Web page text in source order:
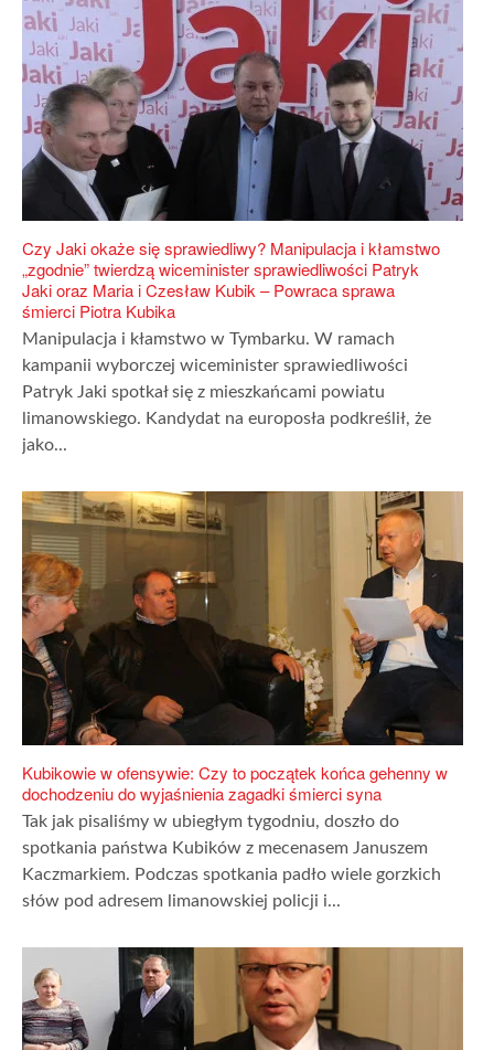
Czy Jaki okaże się sprawiedliwy? Manipulacja i kłamstwo
„zgodnie” twierdzą wiceminister sprawiedliwości Patryk
Jaki oraz Maria i Czesław Kubik – Powraca sprawa
śmierci Piotra Kubika
Manipulacja i kłamstwo w Tymbarku. W ramach
kampanii wyborczej wiceminister sprawiedliwości
Patryk Jaki spotkał się z mieszkańcami powiatu
limanowskiego. Kandydat na europosła podkreślił, że
jako...
Kubikowie w ofensywie: Czy to początek końca gehenny w
dochodzeniu do wyjaśnienia zagadki śmierci syna
Tak jak pisaliśmy w ubiegłym tygodniu, doszło do
spotkania państwa Kubików z mecenasem Januszem
Kaczmarkiem. Podczas spotkania padło wiele gorzkich
słów pod adresem limanowskiej policji i...